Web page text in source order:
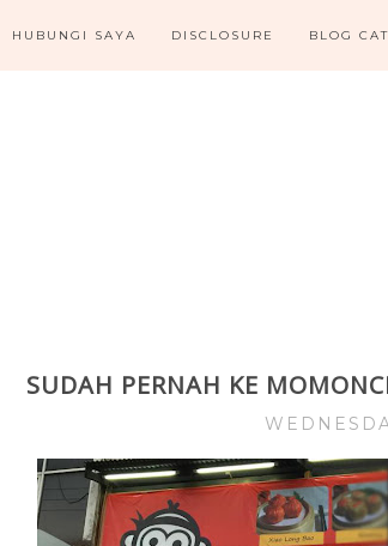
HUBUNGI SAYA DISCLOSURE BLOG
SUDAH PERNAH KE